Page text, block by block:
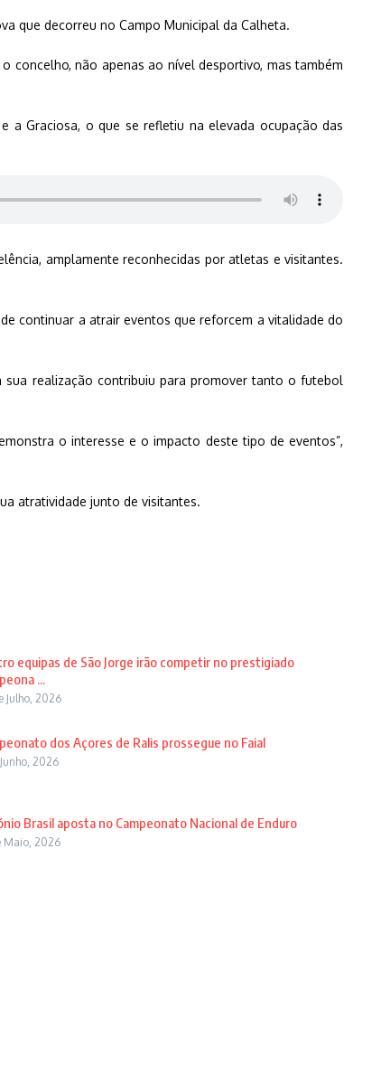
que decorreu no Campo Municipal da Calheta.
concelho, não apenas ao nível desportivo, mas também
a Graciosa, o que se refletiu na elevada ocupação das
amplamente reconhecidas por atletas e visitantes.
continuar a atrair eventos que reforcem a vitalidade do
sua realização contribuiu para promover tanto o futebol
o interesse e o impacto deste tipo de eventos”,
atratividade junto de visitantes.
equipas de São Jorge irão competir no prestigiado
...
Julho, 2026
dos Açores de Ralis prossegue no Faial
2026
Brasil aposta no Campeonato Nacional de Enduro
Maio, 2026